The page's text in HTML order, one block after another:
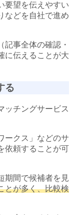
要望を伝えやすい
などを自社で進め
記事全体の確認・
に伝えることが大
る
ッチングサービス
ークス」などのサ
依頼することが可
期間で候補者を見
とが多く、比較検